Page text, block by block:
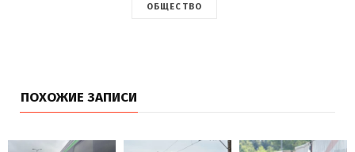
ОБЩЕСТВО
ПОХОЖИЕ ЗАПИСИ